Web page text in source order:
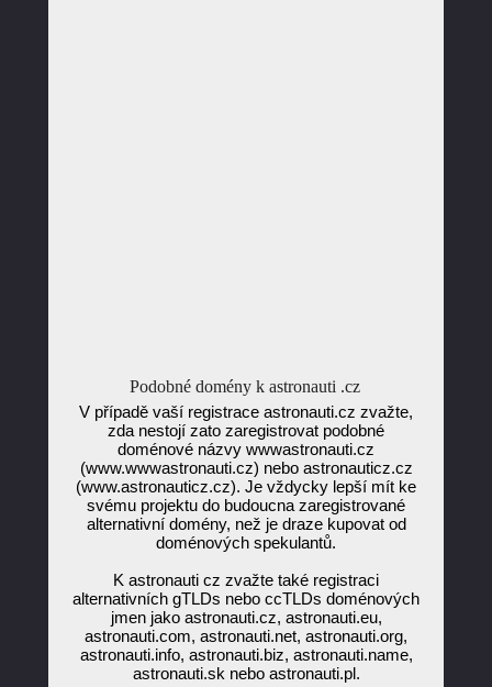
Podobné domény k astronauti .cz
V případě vaší registrace astronauti.cz zvažte,
zda nestojí zato zaregistrovat podobné
doménové názvy wwwastronauti.cz
(www.wwwastronauti.cz) nebo astronauticz.cz
(www.astronauticz.cz). Je vždycky lepší mít ke
svému projektu do budoucna zaregistrované
alternativní domény, než je draze kupovat od
doménových spekulantů.
K astronauti cz zvažte také registraci
alternativních gTLDs nebo ccTLDs doménových
jmen jako astronauti.cz, astronauti.eu,
astronauti.com, astronauti.net, astronauti.org,
astronauti.info, astronauti.biz, astronauti.name,
astronauti.sk nebo astronauti.pl.